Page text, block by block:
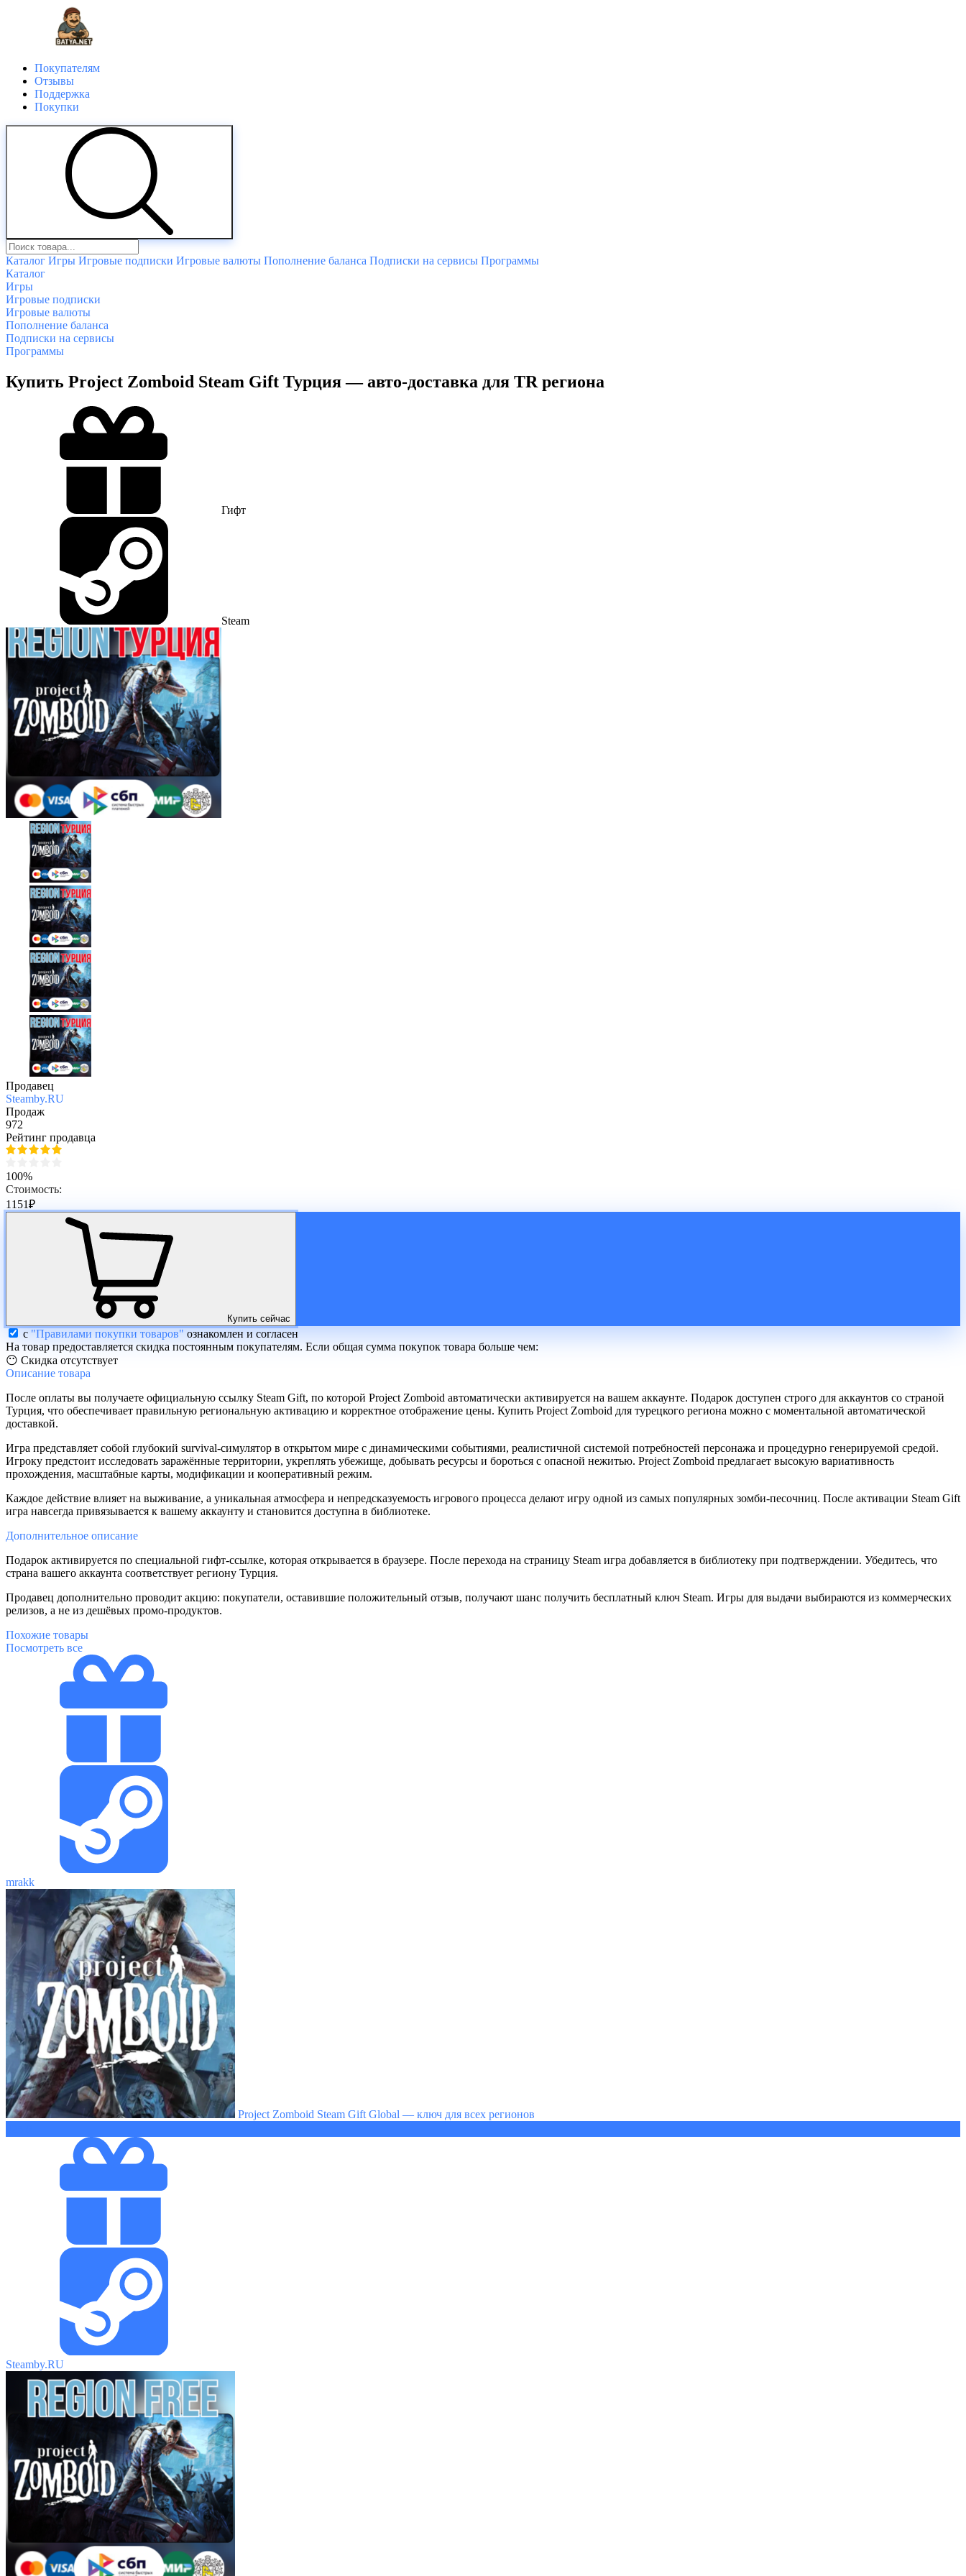
Покупателям
Отзывы
Поддержка
Покупки
Каталог Игры Игровые подписки Игровые валюты Пополнение баланса Подписки на сервисы Программы
Каталог
Игры
Игровые подписки
Игровые валюты
Пополнение баланса
Подписки на сервисы
Программы
Купить Project Zomboid Steam Gift Турция — авто-доставка для TR региона
Гифт
Steam
Продавец
Steamby.RU
Продаж
972
Рейтинг продавца
100%
Стоимость:
1151₽
Купить сейчас
с "Правилами покупки товаров" ознакомлен и согласен
На товар предоставляется скидка постоянным покупателям. Если общая сумма покупок товара больше чем:
😶 Скидка отсутствует
Описание товара
После оплаты вы получаете официальную ссылку Steam Gift, по которой Project Zomboid автоматически активируется на вашем аккаунте. Подарок доступен строго для аккаунтов со страной
Турция, что обеспечивает правильную региональную активацию и корректное отображение цены. Купить Project Zomboid для турецкого региона можно с моментальной автоматической
доставкой.
Игра представляет собой глубокий survival-симулятор в открытом мире с динамическими событиями, реалистичной системой потребностей персонажа и процедурно генерируемой средой.
Игроку предстоит исследовать заражённые территории, укреплять убежище, добывать ресурсы и бороться с опасной нежитью. Project Zomboid предлагает высокую вариативность
прохождения, масштабные карты, модификации и кооперативный режим.
Каждое действие влияет на выживание, а уникальная атмосфера и непредсказуемость игрового процесса делают игру одной из самых популярных зомби-песочниц. После активации Steam Gift
игра навсегда привязывается к вашему аккаунту и становится доступна в библиотеке.
Дополнительное описание
Подарок активируется по специальной гифт-ссылке, которая открывается в браузере. После перехода на страницу Steam игра добавляется в библиотеку при подтверждении. Убедитесь, что
страна вашего аккаунта соответствует региону Турция.
Продавец дополнительно проводит акцию: покупатели, оставившие положительный отзыв, получают шанс получить бесплатный ключ Steam. Игры для выдачи выбираются из коммерческих
релизов, а не из дешёвых промо-продуктов.
Похожие товары
Посмотреть все
mrakk
Project Zomboid Steam Gift Global — ключ для всех регионов
Steamby.RU